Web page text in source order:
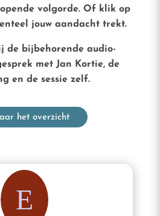
volgorde.Of klik op
jouw aandacht trekt.
de bijbehorende audio-
met Jan Kortie, de
en de sessie zelf.
het overzicht
E